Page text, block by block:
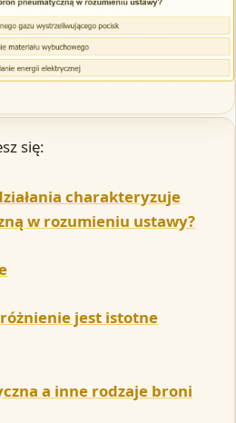
się:
charakteryzuje
w rozumieniu ustawy?
jest istotne
a inne rodzaje broni